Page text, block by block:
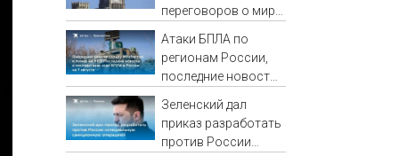
переговоров о мире
Атаки БПЛА по
регионам России,
последние новости
последствия, атаки
на склады
Wildberries,
Зеленский дал
приказ разработать
против России